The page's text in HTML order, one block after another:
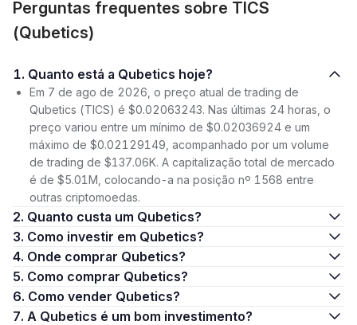
Perguntas frequentes sobre TICS
(Qubetics)
1. Quanto está a Qubetics hoje?
Em 7 de ago de 2026, o preço atual de trading de
Qubetics (TICS) é $0.02063243. Nas últimas 24 horas, o
preço variou entre um mínimo de $0.02036924 e um
máximo de $0.02129149, acompanhado por um volume
de trading de $137.06K. A capitalização total de mercado
é de $5.01M, colocando-a na posição nº 1568 entre
outras criptomoedas.
2. Quanto custa um Qubetics?
3. Como investir em Qubetics?
4. Onde comprar Qubetics?
5. Como comprar Qubetics?
6. Como vender Qubetics?
7. A Qubetics é um bom investimento?